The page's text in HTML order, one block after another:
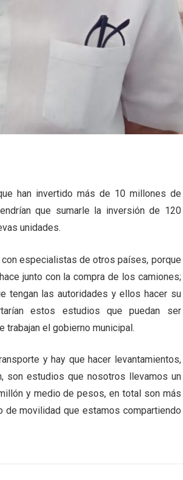
han invertido más de 10 millones de
que sumarle la inversión de 120
unidades.
especialistas de otros países, porque
junto con la compra de los camiones;
tengan las autoridades y ellos hacer su
estos estudios que puedan ser
trabajan el gobierno municipal.
y hay que hacer levantamientos,
son estudios que nosotros llevamos un
y medio de pesos, en total son más
movilidad que estamos compartiendo